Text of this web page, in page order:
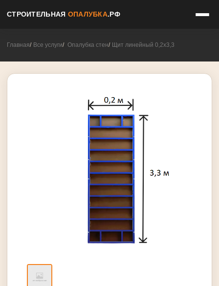
СТРОИТЕЛЬНАЯ ОПАЛУБКА.РФ
Главная Все услуги Опалубка стен Щит линейный 0,2х3,3